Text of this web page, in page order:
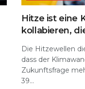
Hitze ist eine
kollabieren,
Die Hitzewellen
dass der
Zukunftsfrage
39...